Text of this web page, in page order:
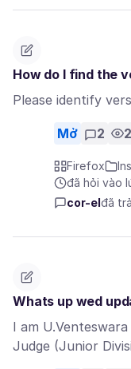
How do I find the
Please identify
Mở 2
Firefox
đã hỏi vào
cor-el đã
Whats up wed
I am
Judge (Junior